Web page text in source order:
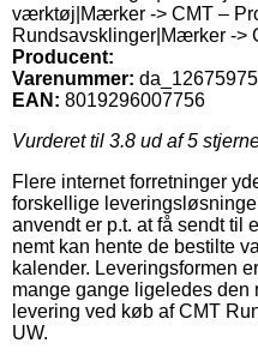
værktøj|Mærker -> CMT –
Rundsavsklinger|Mærker ->
Producent:
Varenummer: da_12675975
EAN: 8019296007756
Vurderet til 3.8 ud af 5
Flere internet forretninger
forskellige
anvendt er p.t. at få sendt til
nemt kan hente de bestilte
kalender. Leveringsformen
mange gange ligeledes den
levering ved køb af CMT
UW.